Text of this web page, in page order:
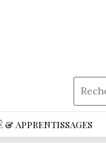
& APPRENTISSAGES